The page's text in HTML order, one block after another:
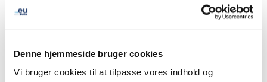
Denne hjemmeside bruger cookies
Vi bruger cookies til at tilpasse vores indhold og
sine domæneindehavere. Domænenavnet bliver først
aktivt, efter at en verifikation af registreringsdataene er
blive trukket tilbage og efterfølgende gjort tilgængeligt
for registrering efter først-til-mølle-princippet.